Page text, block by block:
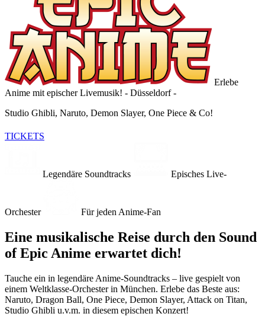
Erlebe
Anime mit epischer Livemusik! - Düsseldorf -
Studio Ghibli, Naruto, Demon Slayer, One Piece & Co!
TICKETS
Legendäre Soundtracks Episches Live-
Orchester Für jeden Anime-Fan
Eine musikalische Reise durch den Sound
of Epic Anime erwartet dich!
Tauche ein in legendäre Anime-Soundtracks – live gespielt von
einem Weltklasse-Orchester in München. Erlebe das Beste aus:
Naruto, Dragon Ball, One Piece, Demon Slayer, Attack on Titan,
Studio Ghibli u.v.m. in diesem epischen Konzert!